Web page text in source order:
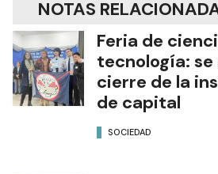
NOTAS
Feria de
tecnología:
cierre de la
de capital
SOCIEDAD